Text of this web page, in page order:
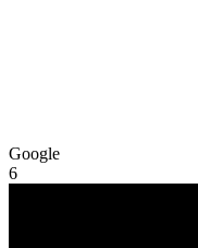
Google
6